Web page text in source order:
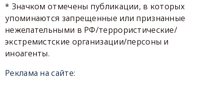
* Значком отмечены публикации, в которых
упоминаются запрещенные или признанные
нежелательными в РФ/террористические/
экстремистские организации/персоны и
иноагенты.
Реклама на сайте: